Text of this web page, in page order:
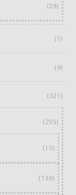
(29)
(1)
(4)
(321)
(255)
(15)
(138)